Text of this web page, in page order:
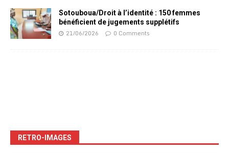
Sotouboua/Droit à l’identité : 150 femmes
bénéficient de jugements supplétifs
21/06/2026 0 Comments
RETRO-IMAGES